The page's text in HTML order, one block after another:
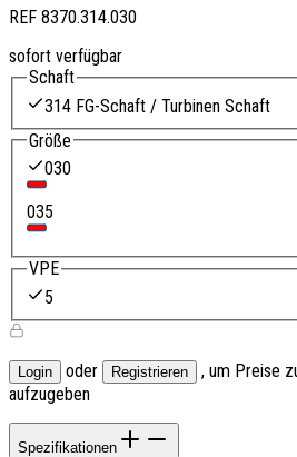
REF 8370.314.030
sofort verfügbar
Schaft
314 FG-Schaft / Turbinen Schaft
Größe
030
035
VPE
5
Login oder Registrieren
, um Preise
aufzugeben
Spezifikationen